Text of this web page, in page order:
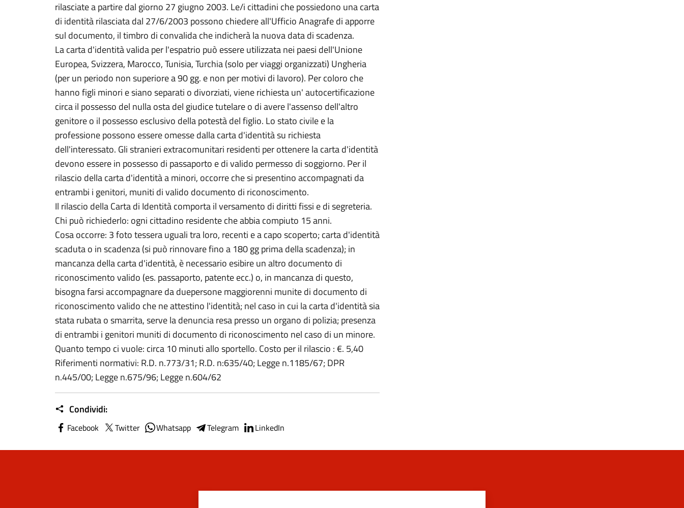
rilasciate a partire dal giorno 27 giugno 2003. Le/i cittadini che possiedono una carta
di identità rilasciata dal 27/6/2003 possono chiedere all'Ufficio Anagrafe di apporre
sul documento, il timbro di convalida che indicherà la nuova data di scadenza.
La carta d'identità valida per l'espatrio può essere utilizzata nei paesi dell'Unione
Europea, Svizzera, Marocco, Tunisia, Turchia (solo per viaggi organizzati) Ungheria
(per un periodo non superiore a 90 gg. e non per motivi di lavoro). Per coloro che
hanno figli minori e siano separati o divorziati, viene richiesta un' autocertificazione
circa il possesso del nulla osta del giudice tutelare o di avere l'assenso dell'altro
genitore o il possesso esclusivo della potestà del figlio. Lo stato civile e la
professione possono essere omesse dalla carta d'identità su richiesta
dell'interessato. Gli stranieri extracomunitari residenti per ottenere la carta d'identità
devono essere in possesso di passaporto e di valido permesso di soggiorno. Per il
rilascio della carta d'identità a minori, occorre che si presentino accompagnati da
entrambi i genitori, muniti di valido documento di riconoscimento.
Il rilascio della Carta di Identità comporta il versamento di diritti fissi e di segreteria.
Chi può richiederlo: ogni cittadino residente che abbia compiuto 15 anni.
Cosa occorre: 3 foto tessera uguali tra loro, recenti e a capo scoperto; carta d'identità
scaduta o in scadenza (si può rinnovare fino a 180 gg prima della scadenza); in
mancanza della carta d'identità, è necessario esibire un altro documento di
riconoscimento valido (es. passaporto, patente ecc.) o, in mancanza di questo,
bisogna farsi accompagnare da duepersone maggiorenni munite di documento di
riconoscimento valido che ne attestino l'identità; nel caso in cui la carta d'identità sia
stata rubata o smarrita, serve la denuncia resa presso un organo di polizia; presenza
di entrambi i genitori muniti di documento di riconoscimento nel caso di un minore.
Quanto tempo ci vuole: circa 10 minuti allo sportello. Costo per il rilascio : €. 5,40
Riferimenti normativi: R.D. n.773/31; R.D. n:635/40; Legge n.1185/67; DPR
n.445/00; Legge n.675/96; Legge n.604/62
Condividi:
Facebook Twitter Whatsapp Telegram LinkedIn